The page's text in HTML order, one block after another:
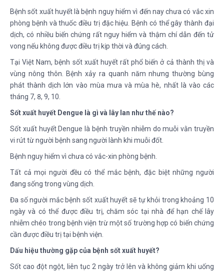
Bệnh sốt xuất huyết là bệnh nguy hiểm vì đến nay chưa có vắc xin
phòng bệnh và thuốc điều trị đặc hiệu. Bệnh có thể gây thành đại
dịch, có nhiều biến chứng rất nguy hiểm và thậm chí dẫn đến tử
vong nếu không được điều trị kịp thời và đúng cách.
Tại Việt Nam, bệnh sốt xuất huyết rất phổ biến ở cả thành thị và
vùng nông thôn. Bệnh xảy ra quanh năm nhưng thường bùng
phát thành dịch lớn vào mùa mưa và mùa hè, nhất là vào các
tháng 7, 8, 9, 10.
Sốt xuất huyết Dengue là gì và lây lan như thế nào?
Sốt xuất huyết Dengue là bệnh truyền nhiễm do muỗi vằn truyền
vi rút từ người bệnh sang người lành khi muỗi đốt.
Bệnh nguy hiểm vì chưa có vắc-xin phòng bệnh.
Tất cả mọi người đều có thể mắc bệnh, đặc biệt những người
đang sống trong vùng dịch.
Đa số người mắc bệnh sốt xuất huyết sẽ tự khỏi trong khoảng 10
ngày và có thể được điều trị, chăm sóc tại nhà để hạn chế lây
nhiễm chéo trong bệnh viện trừ một số trường hợp có biến chứng
cần được điều trị tại bệnh viện.
Dấu hiệu thường gặp của bệnh sốt xuất huyết?
Sốt cao đột ngột, liên tục 2 ngày trở lên và không giảm khi uống